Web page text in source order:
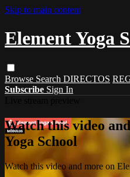
Skip to main content
Element Yoga
Browse Search DIRECTOS
Subscribe Sign In
Watch this video
Yoga School
Watch this video and more on